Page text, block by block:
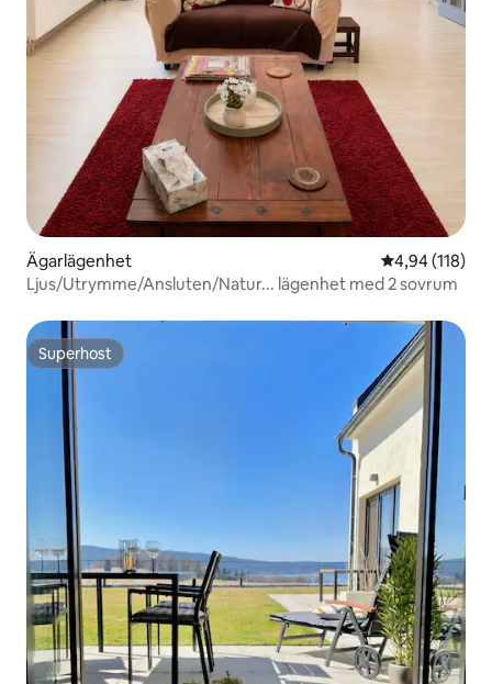
Ägarlägenhet 4,94 av 5 i
4,94 (118)
Ljus/Utrymme/Ansluten/Natur... lägenhet med 2 sovrum
Superhost
Superhost